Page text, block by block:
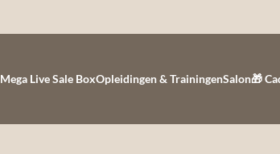
Mega Live Sale BoxOpleidingen & TrainingenSalon🎁